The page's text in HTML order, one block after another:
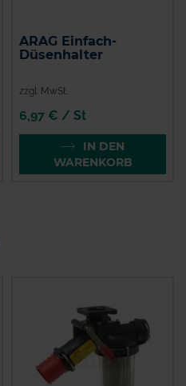
ARAG Einfach-
Düsenhalter
zzgl. MwSt.
6,97 € / St
IN DEN
WARENKORB